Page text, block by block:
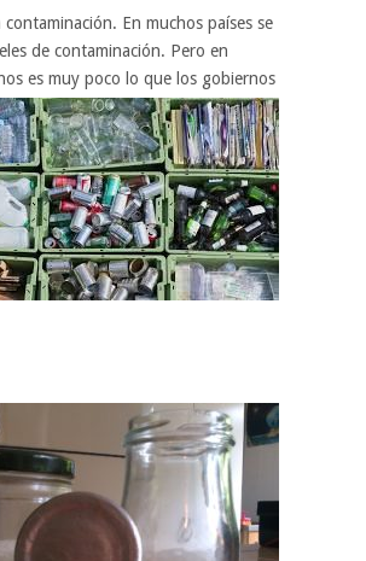
En muchos países se
de contaminación. Pero en
es muy poco lo que los gobiernos